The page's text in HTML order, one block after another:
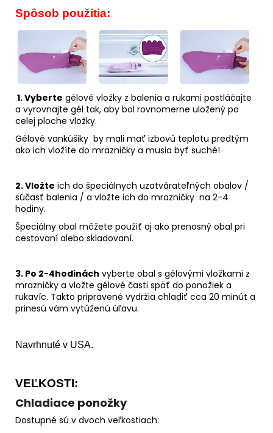
Spôsob použitia:
1. Vyberte gélové vložky z balenia a rukami postláčajte
a vyrovnajte gél tak, aby bol rovnomerne uložený po
celej ploche vložky.
Gélové vankúšiky by mali mať izbovú teplotu predtým
ako ich vložíte do mrazničky a musia byť suché!
2. Vložte ich do špeciálnych uzatvárateľných obalov /
súčasť balenia / a vložte ich do mrazničky na 2-4
hodiny.
Špeciálny obal môžete použiť aj ako prenosný obal pri
cestovaní alebo skladovaní.
3. Po 2-4hodinách vyberte obal s gélovými vložkami z
mrazničky a vložte gélové časti späť do ponožiek a
rukavíc. Takto pripravené vydržia chladiť cca 20 minút a
prinesú vám vytúženú úľavu.
Navrhnuté v USA.
VEĽKOSTI:
Chladiace ponožky
Dostupné sú v dvoch veľkostiach: